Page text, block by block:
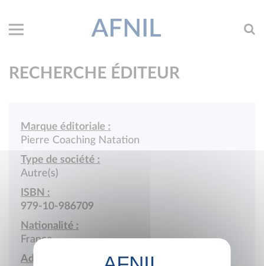
AFNIL
RECHERCHE ÉDITEUR
Marque éditoriale :
Pierre Coaching Natation
Type de société :
Autre(s)
ISBN :
979-10-986709
Nationalité :
France
Adresse :